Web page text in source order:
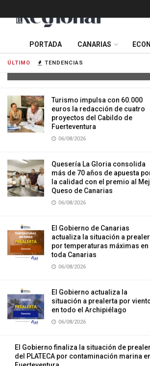
ÚLTIMO TENDENCIAS
la colisión de dos vehículos en
Turismo impulsa con 60.000
euros la redacción de cuatro
proyectos del Cabildo de
Fuerteventura
06/08/2026
Quesería La Gloria consolida
más de 70 años de apuesta
la calidad con el premio al
Queso de Canarias
06/08/2026
El Gobierno de Canarias
actualiza la situación a
por temperaturas máximas en
toda Canarias
06/08/2026
El Gobierno actualiza la
situación a prealerta por
en todo el Archipiélago
06/08/2026
El Gobierno finaliza la situación de
del PLATECA por contaminación marina
PORTADA CANARIAS